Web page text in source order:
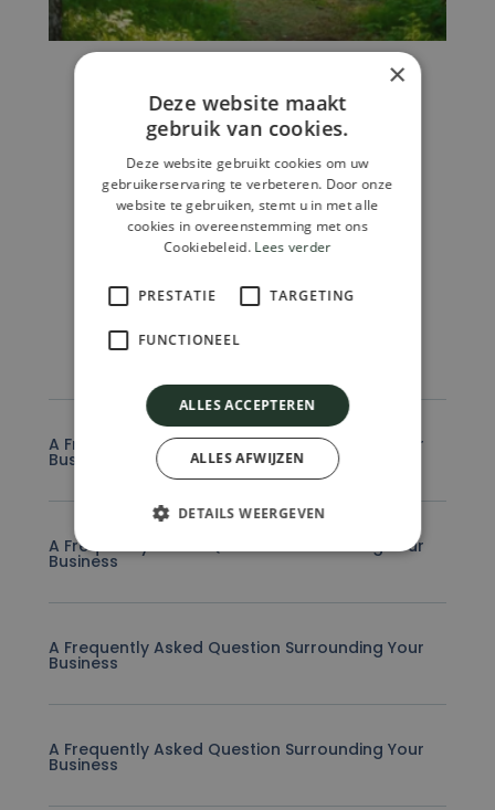
Fur
€29.750,00
Toevoegen Aan Winkelwagen
FAQ
A Frequently Asked Question Surrounding Your
Business
A Frequently Asked Question Surrounding Your
Business
A Frequently Asked Question Surrounding Your
Business
A Frequently Asked Question Surrounding Your
Business
×
Deze website maakt
gebruik van cookies.
Deze website gebruikt cookies om uw
gebruikerservaring te verbeteren. Door onze
website te gebruiken, stemt u in met alle
cookies in overeenstemming met ons
Cookiebeleid. Lees verder
PRESTATIE TARGETING
FUNCTIONEEL
ALLES ACCEPTEREN
ALLES AFWIJZEN
DETAILS WEERGEVEN